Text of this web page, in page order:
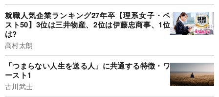
就職人気企業ランキング27年卒【理系女子・ベ
スト50】3位は三井物産、2位は伊藤忠商事、1位
は?
高村太朗
「つまらない人生を送る人」に共通する特徴・ワ
ースト1
古川武士